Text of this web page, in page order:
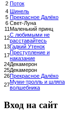
2 Поток
4 Шинель
5 Прекрасное Далёко
6 Свет-Луна
11Маленький принц
12С любимыми не
расставайтесь
13Гадкий Утенок
17Преступление и
наказание
24Декамерон
25Декамерон
26Прекрасное Далёко
27Муми-тролль и шляпа
волшебника
Вход на сайт